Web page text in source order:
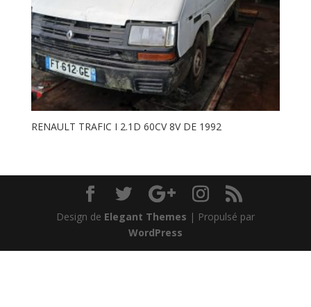
RENAULT TRAFIC I 2.1D 60CV 8V DE 1992
Design de Elegant Themes | Propulsé par
WordPress